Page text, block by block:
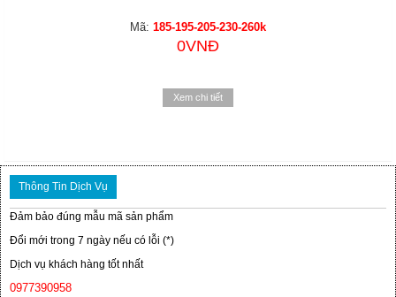
Mã: 185-195-205-230-260k
0VNĐ
Xem chi tiết
Thông Tin Dịch Vụ
Đảm bảo đúng mẫu mã sản phẩm
Đổi mới trong 7 ngày nếu có lỗi (*)
Dịch vụ khách hàng tốt nhất
0977390958